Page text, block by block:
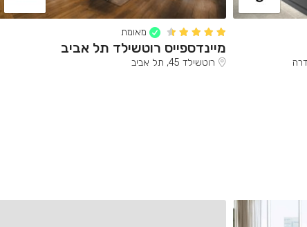
מאומת
מיינדספייס רוטשילד תל אביב
רוטשילד 45, תל אביב